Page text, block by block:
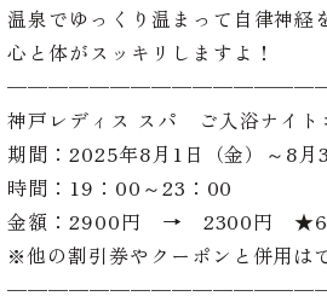
温泉でゆっくり温まって自律神経
心と体がスッキリしますよ！
神戸レディス スパ ご入浴ナイト
期間：2025年8月1日（金）～8月
時間：19：00～23：00
金額：2900円 → 2300円
※他の割引券やクーポンと併用は